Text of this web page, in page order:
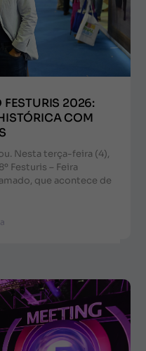
FESTURIS 2026:
COM
Nesta terça-feira (4),
Festuris – Feira
que acontece de